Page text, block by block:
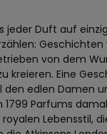
jeder Duft auf
Geschichten
von dem
kreieren. Eine
den edlen Damen
1799 Parfums
Lebensstil,